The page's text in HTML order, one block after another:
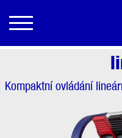
Kompaktní ovládání